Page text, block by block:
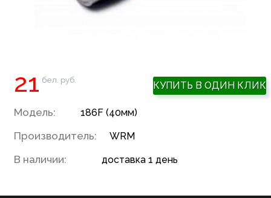
21 бел. руб. КУПИТЬ В ОДИН КЛИК
Модель: 186F (40мм)
Производитель: WRM
В наличии: доставка 1 день